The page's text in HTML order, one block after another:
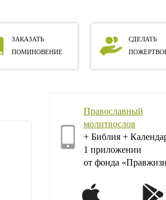
ЗАКАЗАТЬ
ПОМИНОВЕНИЕ
СДЕЛАТЬ
Православный
молитвослов
+ Библия +
1 приложении
от фонда